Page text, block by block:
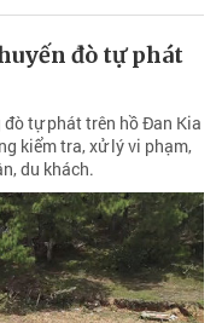
đò tự phát
tự phát trên hồ Đan Kia
kiểm tra, xử lý vi phạm,
du khách.